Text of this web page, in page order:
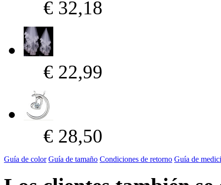
€ 32,18
€ 22,99
€ 28,50
Guía de color Guía de tamaño Condiciones de retorno Guía de